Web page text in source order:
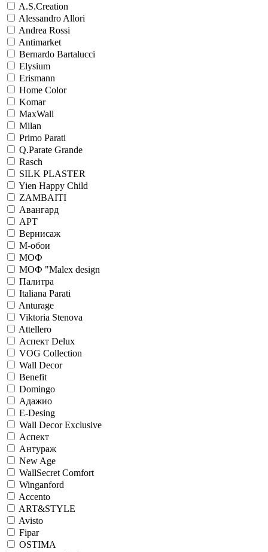
A.S.Creation
Alessandro Allori
Andrea Rossi
Antimarket
Bernardo Bartalucci
Elysium
Erismann
Home Color
Komar
MaxWall
Milan
Primo Parati
Q.Parate Grande
Rasch
SILK PLASTER
Yien Happy Child
ZAMBAITI
Авангард
АРТ
Вернисаж
М-обои
МОФ
МОФ "Malex design
Палитра
Italiana Parati
Anturage
Viktoria Stenova
Attellero
Аспект Delux
VOG Collection
Wall Decor
Benefit
Domingo
Адажио
E-Desing
Wall Decor Exclusive
Аспект
Антураж
New Age
WallSecret Comfort
Winganford
Accento
ART&STYLE
Avisto
Fipar
OSTIMA